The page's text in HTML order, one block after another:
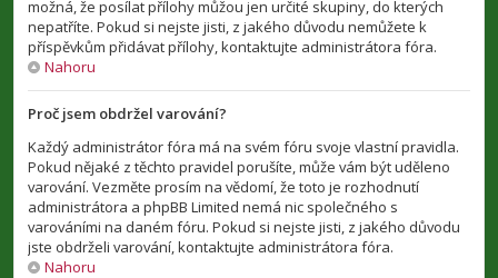
možná, že posílat přílohy můžou jen určité skupiny, do kterých
nepatříte. Pokud si nejste jisti, z jakého důvodu nemůžete k
příspěvkům přidávat přílohy, kontaktujte administrátora fóra.
Nahoru
Proč jsem obdržel varování?
Každý administrátor fóra má na svém fóru svoje vlastní pravidla.
Pokud nějaké z těchto pravidel porušíte, může vám být uděleno
varování. Vezměte prosím na vědomí, že toto je rozhodnutí
administrátora a phpBB Limited nemá nic společného s
varováními na daném fóru. Pokud si nejste jisti, z jakého důvodu
jste obdrželi varování, kontaktujte administrátora fóra.
Nahoru